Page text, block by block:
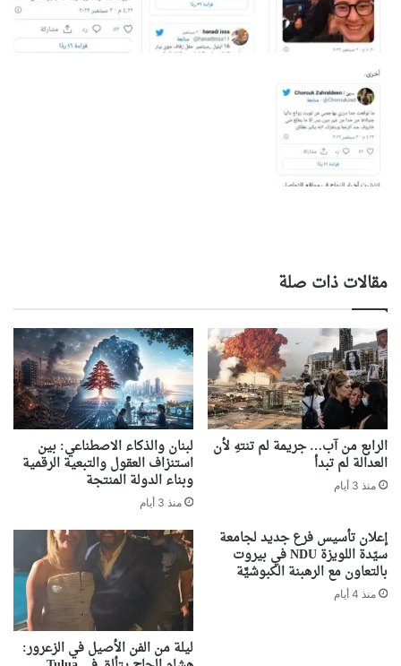
مقالات ذات صلة
الرابع من آب… جريمة لم تنتهِ لأن
العدالة لم تبدأ
منذ 3 أيام
لبنان والذكاء الاصطناعي: بين
استنزاف العقول والتبعية الرقمية
وبناء الدولة المنتجة
منذ 3 أيام
إعلان تأسيس فرع جديد لجامعة
سيّدة اللويزة NDU في بيروت
بالتعاون مع الرهبنة الكبوشيَّة
منذ 4 أيام
ليلة من الفن الأصيل في الزعرور: